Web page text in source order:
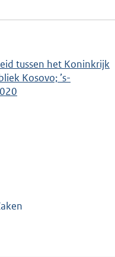
tussen het Koninkrijk
Kosovo; ’s-